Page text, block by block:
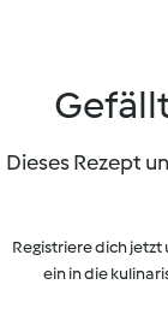
Dieses Rezept
Registriere dich jetzt
ein in die